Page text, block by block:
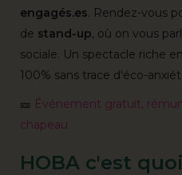
engagés.es. Rendez-vous
de stand-up, où on vous
sociale. Un spectacle riche
100% sans trace d'éco-
🎫 Événement gratuit,
chapeau
HOBA c'est